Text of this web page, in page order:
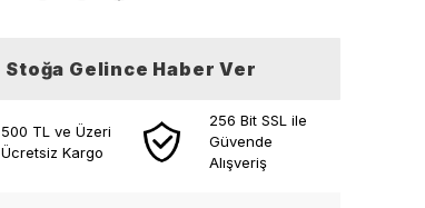
Stoğa Gelince Haber Ver
500 TL ve Üzeri
Ücretsiz Kargo
256 Bit SSL ile
Güvende
Alışveriş